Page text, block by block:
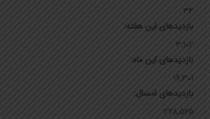
34
بازدیدهای این هفته:
3,102
بازدیدهای این ماه:
19,301
بازدیدهای امسال:
278,525